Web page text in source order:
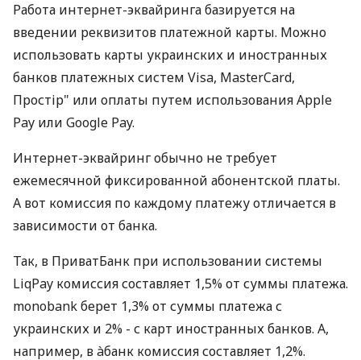
Работа интернет-эквайринга базируется на
введении реквизитов платежной карты. Можно
использовать карты украинских и иностранных
банков платежных систем Visa, MasterCard,
Простір" или оплаты путем использования Apple
Pay или Google Pay.
Интернет-эквайринг обычно не требует
ежемесячной фиксированной абонентской платы.
А вот комиссия по каждому платежу отличается в
зависимости от банка.
Так, в ПриватБанк при использовании системы
LiqPay комиссия составляет 1,5% от суммы платежа.
monobank берет 1,3% от суммы платежа с
украинских и 2% - с карт иностранных банков. А,
например, в àбанк комиссия составляет 1,2%.